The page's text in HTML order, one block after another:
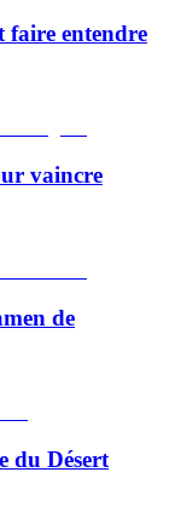
faire entendre
vaincre
de
du Désert